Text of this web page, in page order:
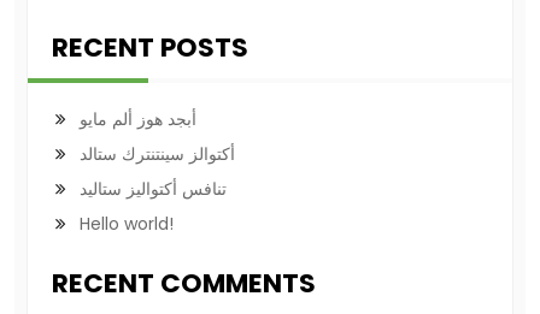
RECENT POSTS
أبجد هوز ألم مايو
أكتوالز سينتنترك ستالد
تنافس أكتواليز ستاليد
Hello world!
RECENT COMMENTS